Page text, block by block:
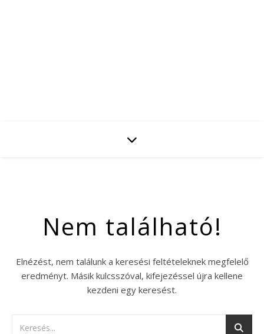
Nem található!
Elnézést, nem találunk a keresési feltételeknek megfelelő
eredményt. Másik kulcsszóval, kifejezéssel újra kellene
kezdeni egy keresést.